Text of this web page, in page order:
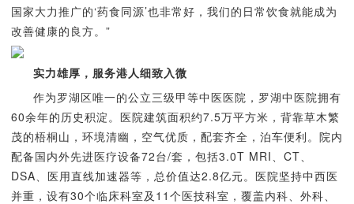
国家大力推广的‘药食同源’也非常好，我们的日常饮食就能成为
改善健康的良方。”
实力雄厚，服务港人细致入微
作为罗湖区唯一的公立三级甲等中医医院，罗湖中医院拥有
60余年的历史积淀。医院建筑面积约7.5万平方米，背靠草木繁
茂的梧桐山，环境清幽，空气优质，配套齐全，泊车便利。院内
配备国内外先进医疗设备72台/套，包括3.0T MRI、CT、
DSA、医用直线加速器等，总价值达2.8亿元。医院坚持中西医
并重，设有30个临床科室及11个医技科室，覆盖内科、外科、